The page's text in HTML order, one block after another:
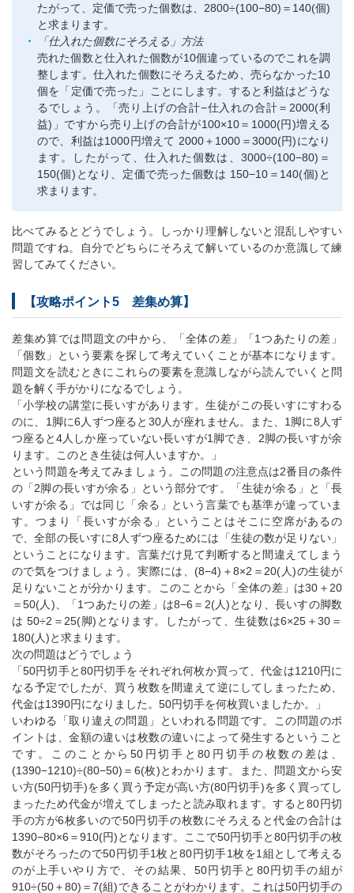
たがって、定価で売った個数は、2800÷(100−80)＝140(個)
と求まります。
「仕入れた個数にそろえる」方法
売れた個数と仕入れた個数が10個違っているのでこれを調
整します。仕入れた個数にそろえるため、売らなかった10
個を「定価で売った」ことにします。すると利益はどうな
るでしょう。「売り上げの合計−仕入れの合計＝2000(利
益)」ですから売り上げの合計が100×10＝1000(円)増える
ので、利益は1000円増えて 2000＋1000＝3000(円)になり
ます。したがって、仕入れた個数は、3000÷(100−80)＝
150(個)となり、定価で売った個数は 150−10＝140(個)と
求まります。
比べてみるとどうでしょう。しっかり理解しないと混乱しやすい
問題ですね。自分でどちらにそろえて解いているのか意識して練
習してみてください。
【攻略ポイント5 差集め算】
差集め算では問題文の中から、「全体の差」「1つあたりの差」
「個数」という要素を探して考えていくことが基本になります。
問題文を読むときにこれらの要素を意識しながら読んでいくと問
題を解く手がかりになるでしょう。
「小学校の講堂に長いすがあります。生徒がこの長いすにすわる
のに、1脚に6人ずつ座ると30人が座れません。また、1脚に8人ず
つ座ると4人しか座っていない長いすが1脚でき、2脚の長いすが余
ります。このとき生徒は何人いますか。」
という問題を考えてみましょう。この問題の注意点は2番目の条件
の「2脚の長いすが余る」という部分です。「生徒が余る」と「長
いすが余る」では同じ「余る」という言葉でも基準が違っていま
す。つまり「長いすが余る」ということはそこに空席があるの
で、全部の長いすに8人ずつ座るためには「生徒の数が足りない」
ということになります。言葉だけ見て判断すると間違えてしまう
ので気をつけましょう。実際には、(8−4)＋8×2＝20(人)の生徒が
足りないことが分かります。このことから「全体の差」は30＋20
＝50(人)、「1つあたりの差」は8−6＝2(人)となり、長いすの脚数
は 50÷2＝25(脚)となります。したがって、生徒数は6×25＋30＝
180(人)と求まります。
次の問題はどうでしょう
「50円切手と80円切手をそれぞれ何枚か買って、代金は1210円に
なる予定でしたが、買う枚数を間違えて逆にしてしまったため、
代金は1390円になりました。50円切手を何枚買いましたか。」
いわゆる「取り違えの問題」といわれる問題です。この問題のポ
イントは、金額の違いは枚数の違いによって発生するということ
です。このことから50円切手と80円切手の枚数の差は、
(1390−1210)÷(80−50)＝6(枚)とわかります。また、問題文から安
い方(50円切手)を多く買う予定が高い方(80円切手)を多く買ってし
まったため代金が増えてしまったと読み取れます。すると80円切
手の方が6枚多いので50円切手の枚数にそろえると代金の合計は
1390−80×6＝910(円)となります。ここで50円切手と80円切手の枚
数がそろったので50円切手1枚と80円切手1枚を1組として考える
のが上手いやり方で、その結果、50円切手と80円切手の組が
910÷(50＋80)＝7(組)できることがわかります。これは50円切手の